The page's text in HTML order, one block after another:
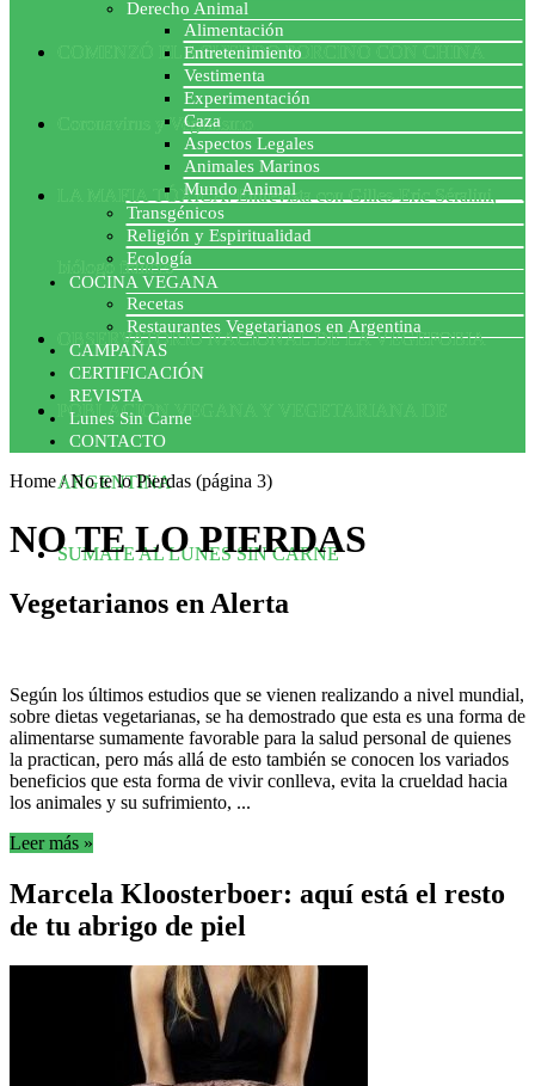
COMENZÓ EL ACUERDO PORCINO CON CHINA
Coronavirus y Veganismo
LA MAFIA TÓXICA: Entrevista con Gilles-Eric Séralini,
biólogo francés
OBSERVATORIO NACIONAL DE LA VEGEFOBIA
POBLACION VEGANA Y VEGETARIANA DE
ARGENTINA
SUMATE AL LUNES SIN CARNE
Derecho Animal
Alimentación
Entretenimiento
Vestimenta
Experimentación
Caza
Aspectos Legales
Animales Marinos
Mundo Animal
Transgénicos
Religión y Espiritualidad
Ecología
COCINA VEGANA
Recetas
Restaurantes Vegetarianos en Argentina
CAMPAÑAS
CERTIFICACIÓN
REVISTA
Lunes Sin Carne
CONTACTO
Home/No te lo Pierdas (página 3)
NO TE LO PIERDAS
Vegetarianos en Alerta
Según los últimos estudios que se vienen realizando a nivel mundial,
sobre dietas vegetarianas, se ha demostrado que esta es una forma de
alimentarse sumamente favorable para la salud personal de quienes
la practican, pero más allá de esto también se conocen los variados
beneficios que esta forma de vivir conlleva, evita la crueldad hacia
los animales y su sufrimiento, ...
Leer más »
Marcela Kloosterboer: aquí está el resto
de tu abrigo de piel